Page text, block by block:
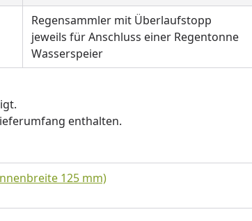
Regensammler mit Überlaufstopp
jeweils für Anschluss einer Regentonne
Wasserspeier
enthalten.
125 mm)